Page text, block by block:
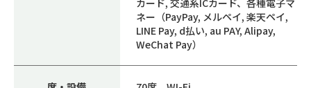
ネー（PayPay, メルペイ, 楽天ペイ,
LINE Pay, d払い, au PAY, Alipay,
WeChat Pay）